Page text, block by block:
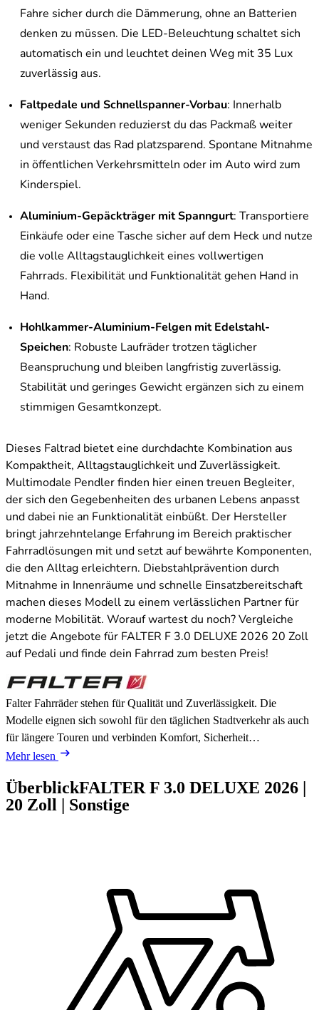
Fahre sicher durch die Dämmerung, ohne an Batterien
denken zu müssen. Die LED-Beleuchtung schaltet sich
automatisch ein und leuchtet deinen Weg mit 35 Lux
zuverlässig aus.
Faltpedale und Schnellspanner-Vorbau: Innerhalb
weniger Sekunden reduzierst du das Packmaß weiter
und verstaust das Rad platzsparend. Spontane Mitnahme
in öffentlichen Verkehrsmitteln oder im Auto wird zum
Kinderspiel.
Aluminium-Gepäckträger mit Spanngurt: Transportiere
Einkäufe oder eine Tasche sicher auf dem Heck und nutze
die volle Alltagstauglichkeit eines vollwertigen
Fahrrads. Flexibilität und Funktionalität gehen Hand in
Hand.
Hohlkammer-Aluminium-Felgen mit Edelstahl-
Speichen: Robuste Laufräder trotzen täglicher
Beanspruchung und bleiben langfristig zuverlässig.
Stabilität und geringes Gewicht ergänzen sich zu einem
stimmigen Gesamtkonzept.
Dieses Faltrad bietet eine durchdachte Kombination aus
Kompaktheit, Alltagstauglichkeit und Zuverlässigkeit.
Multimodale Pendler finden hier einen treuen Begleiter,
der sich den Gegebenheiten des urbanen Lebens anpasst
und dabei nie an Funktionalität einbüßt. Der Hersteller
bringt jahrzehntelange Erfahrung im Bereich praktischer
Fahrradlösungen mit und setzt auf bewährte Komponenten,
die den Alltag erleichtern. Diebstahlprävention durch
Mitnahme in Innenräume und schnelle Einsatzbereitschaft
machen dieses Modell zu einem verlässlichen Partner für
moderne Mobilität. Worauf wartest du noch? Vergleiche
jetzt die Angebote für FALTER F 3.0 DELUXE 2026 20 Zoll
auf Pedali und finde dein Fahrrad zum besten Preis!
Falter Fahrräder stehen für Qualität und Zuverlässigkeit. Die
Modelle eignen sich sowohl für den täglichen Stadtverkehr als auch
für längere Touren und verbinden Komfort, Sicherheit…
Mehr lesen
ÜberblickFALTER F 3.0 DELUXE 2026 |
20 Zoll | Sonstige